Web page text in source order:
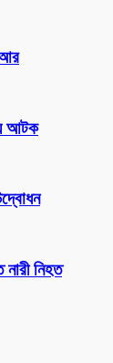
আটক
নিহত